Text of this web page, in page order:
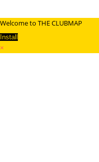
Welcome to THE CLUBMAP
Install
×